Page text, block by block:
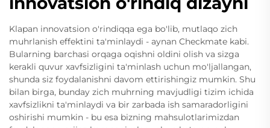
Klapan innovatsion o'rindiqqa ega bo'lib, mutlaqo zich
muhrlanish effektini ta'minlaydi - aynan Checkmate kabi.
Bularning barchasi orqaga oqishni oldini olish va sizga
kerakli quvur xavfsizligini ta'minlash uchun mo'ljallangan,
shunda siz foydalanishni davom ettirishingiz mumkin. Shu
bilan birga, bunday zich muhrning mavjudligi tizim ichida
xavfsizlikni ta'minlaydi va bir zarbada ish samaradorligini
oshirishi mumkin - bu esa bizning mahsulotlarimizdan